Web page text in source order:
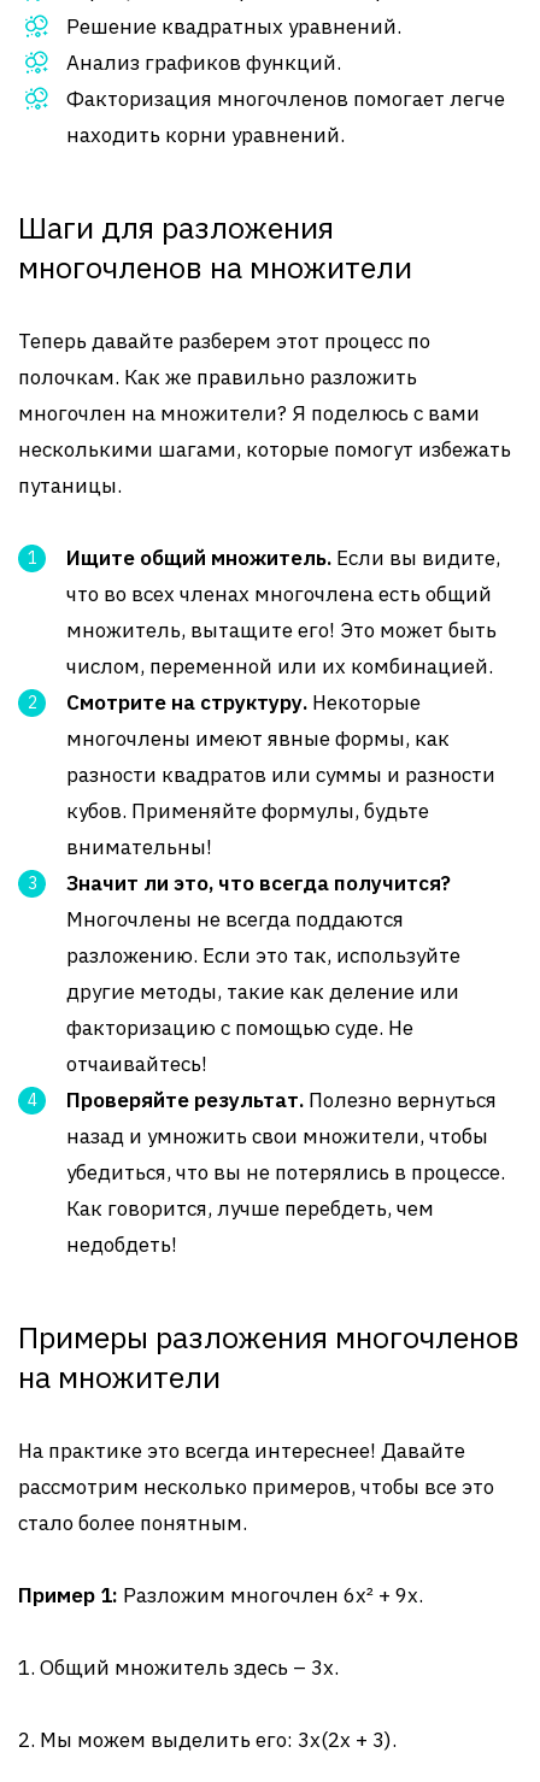
Решение квадратных уравнений.
Анализ графиков функций.
Факторизация многочленов помогает легче
находить корни уравнений.
Шаги для разложения
многочленов на множители
Теперь давайте разберем этот процесс по
полочкам. Как же правильно разложить
многочлен на множители? Я поделюсь с вами
несколькими шагами, которые помогут избежать
путаницы.
Ищите общий множитель. Если вы видите,
что во всех членах многочлена есть общий
множитель, вытащите его! Это может быть
числом, переменной или их комбинацией.
Смотрите на структуру. Некоторые
многочлены имеют явные формы, как
разности квадратов или суммы и разности
кубов. Применяйте формулы, будьте
внимательны!
Значит ли это, что всегда получится?
Многочлены не всегда поддаются
разложению. Если это так, используйте
другие методы, такие как деление или
факторизацию с помощью суде. Не
отчаивайтесь!
Проверяйте результат. Полезно вернуться
назад и умножить свои множители, чтобы
убедиться, что вы не потерялись в процессе.
Как говорится, лучше перебдеть, чем
недобдеть!
Примеры разложения многочленов
на множители
На практике это всегда интереснее! Давайте
рассмотрим несколько примеров, чтобы все это
стало более понятным.
Пример 1: Разложим многочлен 6x² + 9x.
1. Общий множитель здесь – 3x.
2. Мы можем выделить его: 3x(2x + 3).